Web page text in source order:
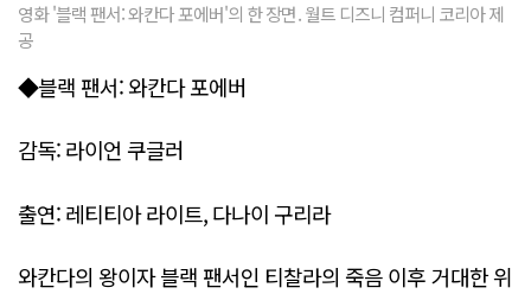
영화 '블랙 팬서: 와칸다 포에버'의 한 장면. 월트 디즈니 컴퍼니 코리아 제
공
◆블랙 팬서: 와칸다 포에버
감독: 라이언 쿠글러
출연: 레티티아 라이트, 다나이 구리라
와칸다의 왕이자 블랙 팬서인 티찰라의 죽음 이후 거대한 위